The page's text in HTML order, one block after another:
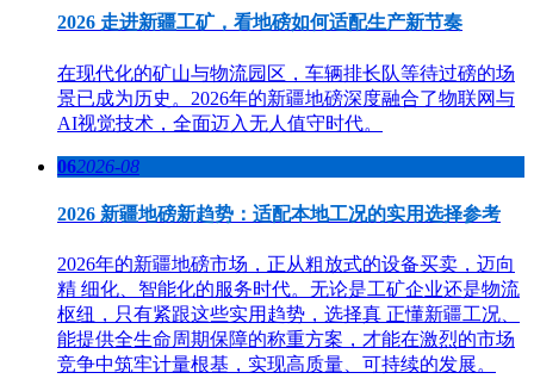
2026 走进新疆工矿，看地磅如何适配生产新节奏
在现代化的矿山与物流园区，车辆排长队等待过磅的场
景已成为历史。2026年的新疆地磅深度融合了物联网与
AI视觉技术，全面迈入无人值守时代。
062026-08
2026 新疆地磅新趋势：适配本地工况的实用选择参考
2026年的新疆地磅市场，正从粗放式的设备买卖，迈向
精 细化、智能化的服务时代。无论是工矿企业还是物流
枢纽，只有紧跟这些实用趋势，选择真 正懂新疆工况、
能提供全生命周期保障的称重方案，才能在激烈的市场
竞争中筑牢计量根基，实现高质量、可持续的发展。